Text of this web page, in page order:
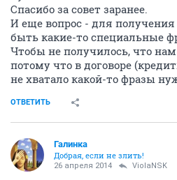
Спасибо за совет заранее.
И еще вопрос - для
быть какие-то специальные
Чтобы не получилось, что
потому что в договоре
не хватало какой-то фразы
ОТВЕТИТЬ
Галинка
Добрая, если не злить!
26 апреля 2014 ViolaNSK